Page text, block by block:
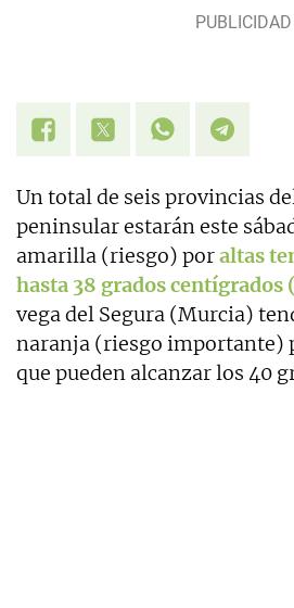
Un total de seis provincias
peninsular estarán este
amarilla (riesgo) poraltas
hasta 38 grados centígrados
vega del Segura (Murcia)
naranja (riesgo importante)
que pueden alcanzar los 40